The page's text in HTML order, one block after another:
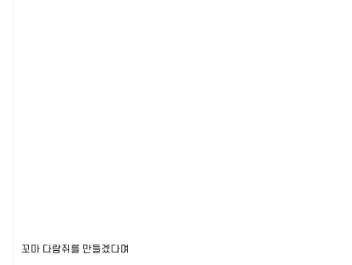
꼬마 다람쥐를 만들겠다며